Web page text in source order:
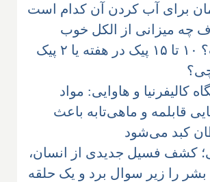
برای آب کردن آن کدام است
چه میزانی از الکل خوب
است؟ ۱۰ تا ۱۵ پیک در هفته یا ۲ پیک
کالیفرنیا و هاوایی: مواد
قابلمه و ماهی‌تابه باعث
کبد می‌شود
کشف فسیل جدیدی از انسان،
بشر را زیر سوال برد و یک حلقه